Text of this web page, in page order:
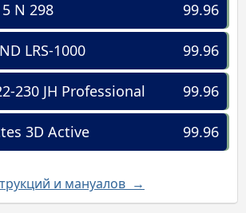
99.96
N 298
99.96
LRS-1000
99.96
230 JH Professional
99.96
3D Active
и мануалов →